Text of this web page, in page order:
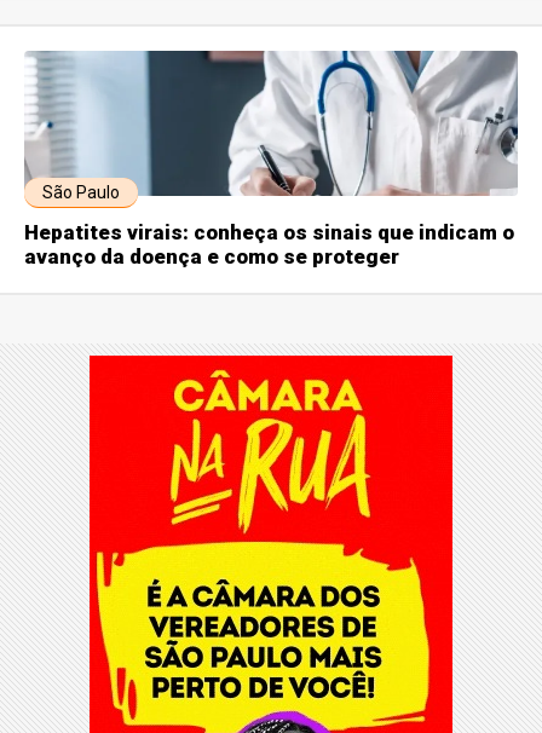
São Paulo
Hepatites virais: conheça os sinais que indicam o
avanço da doença e como se proteger